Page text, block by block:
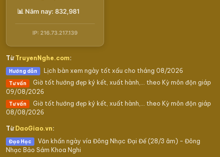
📊 Năm nay: 832,981
IP: 216.73.217.139
Từ TruyenNghe.com:
Hướng dẫn Lịch bàn xem ngày tốt xấu cho tháng 08/2026
Tư vấn
Giờ tốt hướng đẹp ký kết, xuất hành,… theo Kỳ môn độn giáp
09/08/2026
Tư vấn
Giờ tốt hướng đẹp ký kết, xuất hành,… theo Kỳ môn độn giáp
08/08/2026
Từ DaoGiao.vn:
Đạo Học
Văn khấn ngày vía Đông Nhạc Đại Đế (28/3 âm) – Đông
Nhạc Bảo Sám Khoa Nghi